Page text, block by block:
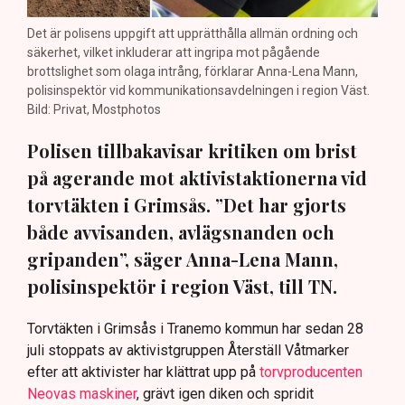
Det är polisens uppgift att upprätthålla allmän ordning och
säkerhet, vilket inkluderar att ingripa mot pågående
brottslighet som olaga intrång, förklarar Anna-Lena Mann,
polisinspektör vid kommunikationsavdelningen i region Väst.
Bild: Privat, Mostphotos
Polisen tillbakavisar kritiken om brist
på agerande mot aktivistaktionerna vid
torvtäkten i Grimsås. ”Det har gjorts
både avvisanden, avlägsnanden och
gripanden”, säger Anna-Lena Mann,
polisinspektör i region Väst, till TN.
Torvtäkten i Grimsås i Tranemo kommun har sedan 28
juli stoppats av aktivistgruppen Återställ Våtmarker
efter att aktivister har klättrat upp på torvproducenten
Neovas maskiner, grävt igen diken och spridit